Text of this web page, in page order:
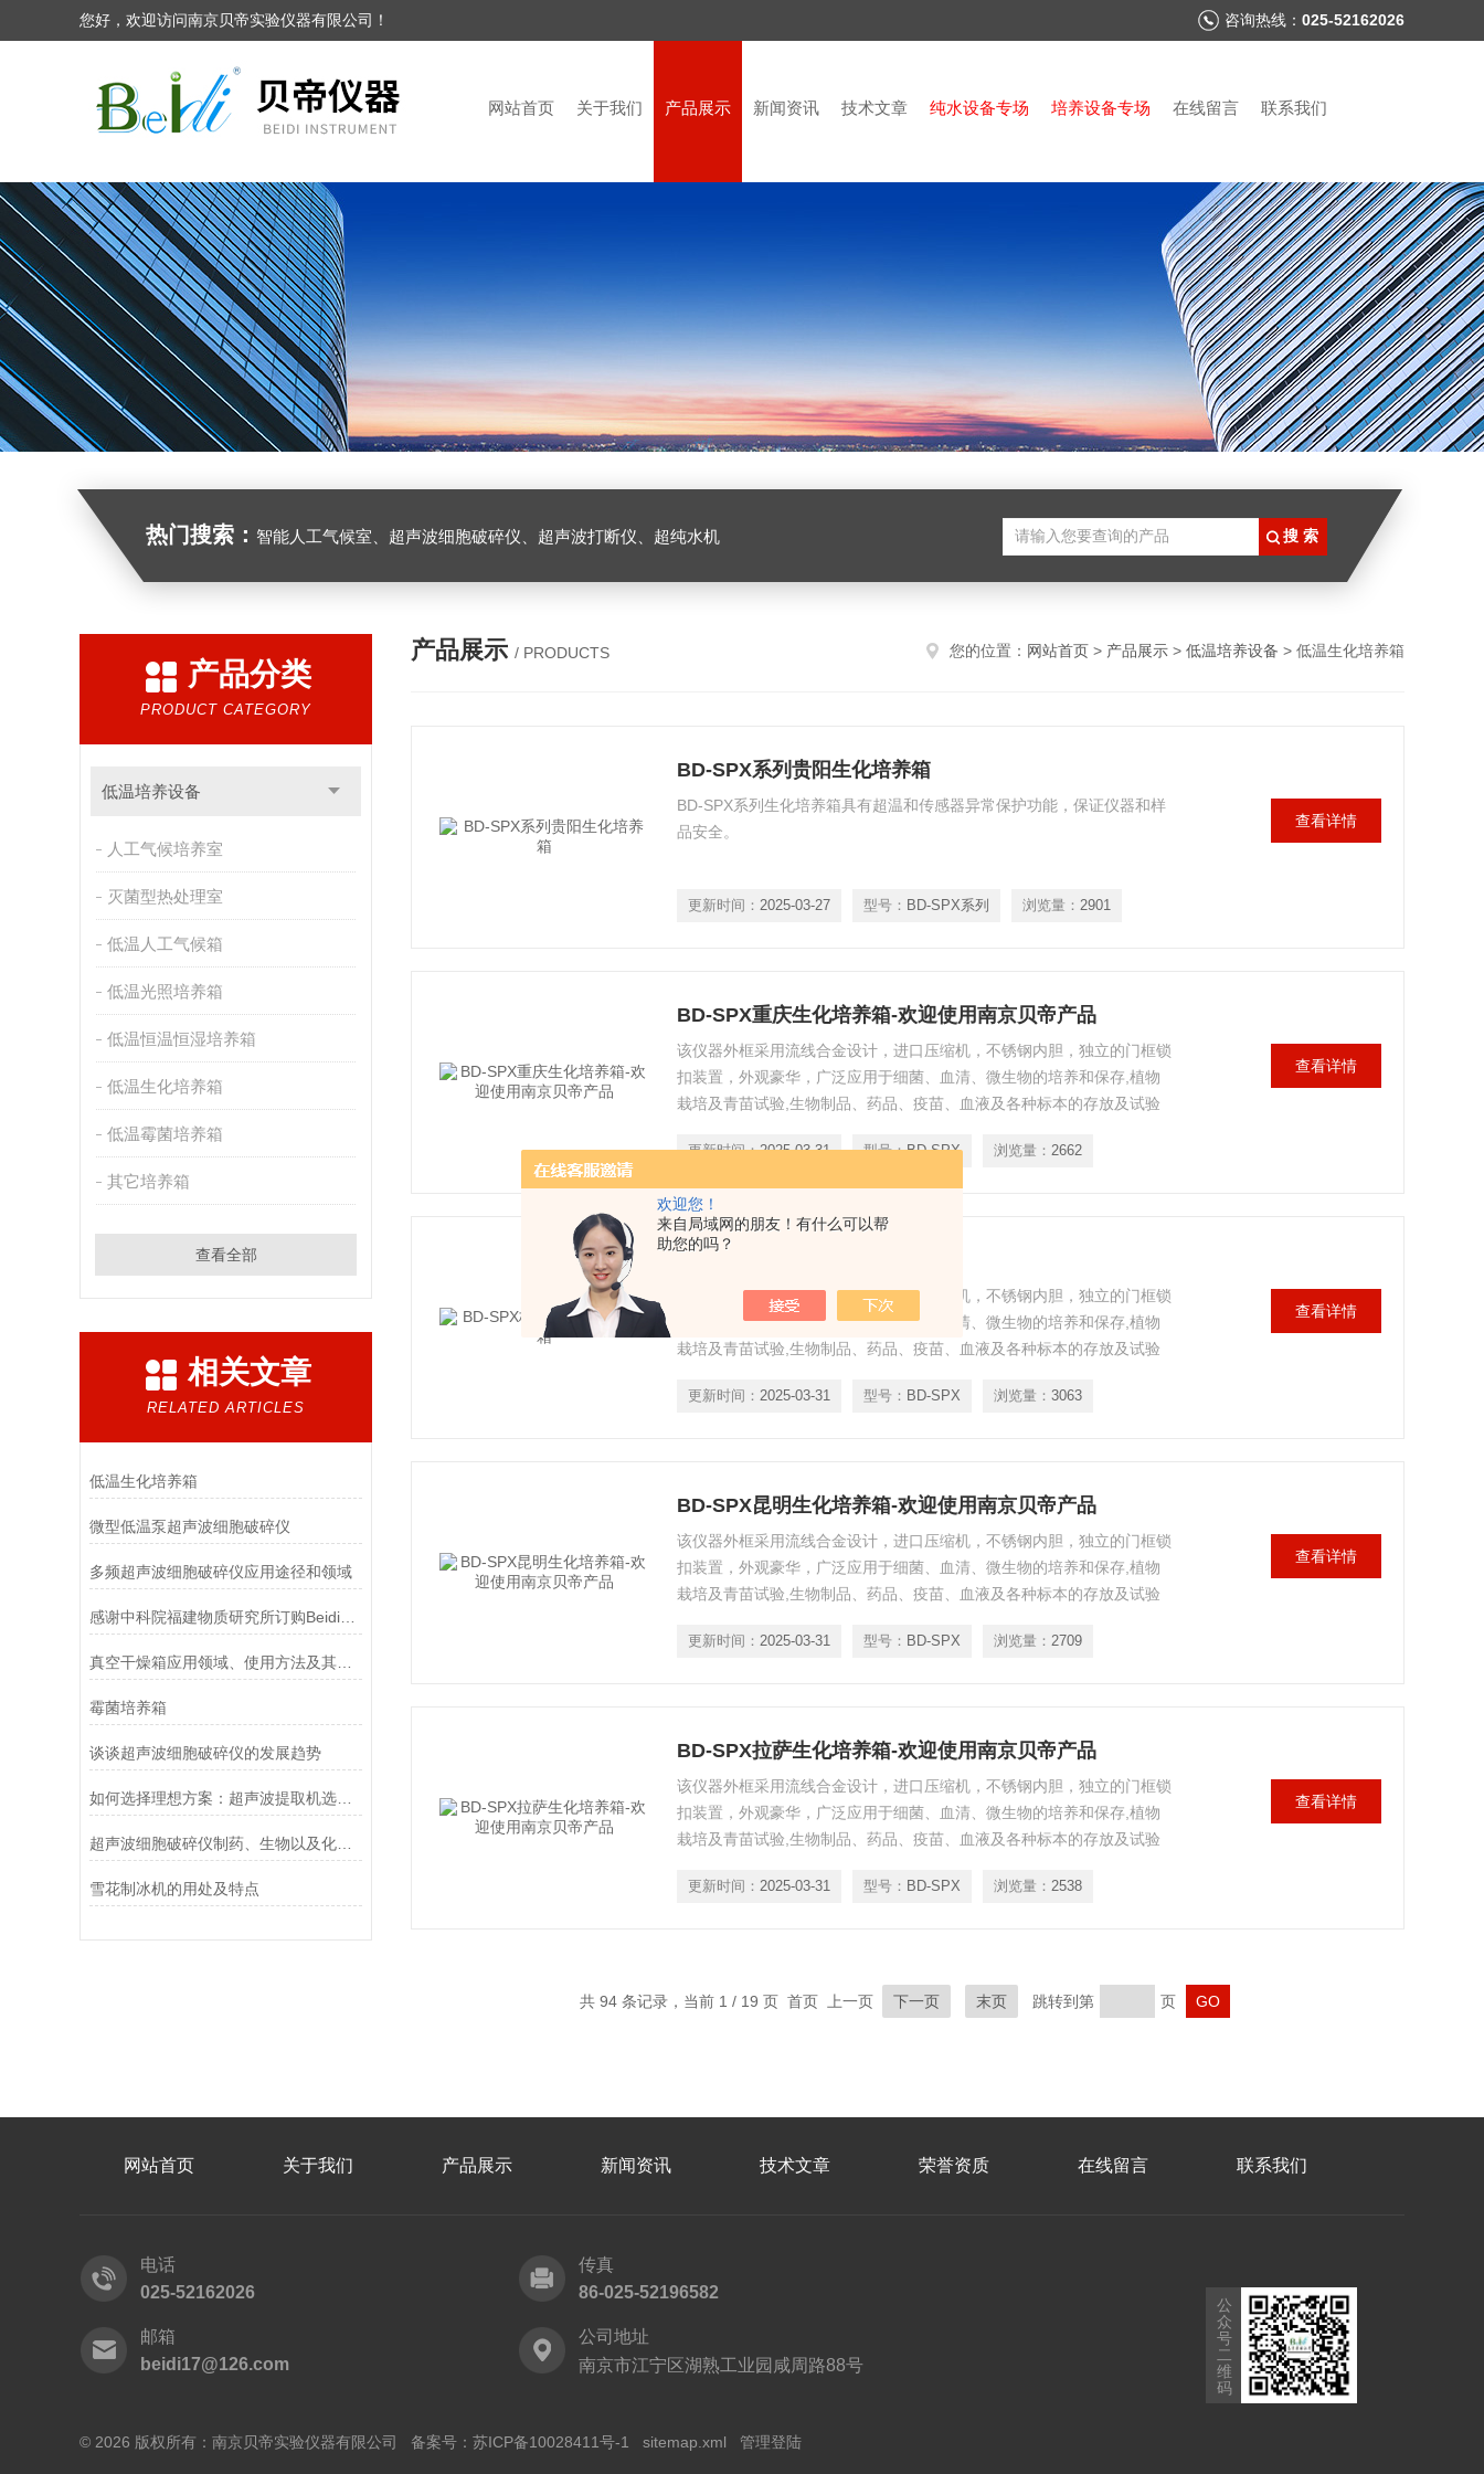
欢迎您！
来自局域网的朋友！有什么可以帮
助您的吗？
您好，欢迎访问南京贝帝实验仪器有限公司！ 咨询热线： 025-52162026
网站首页 关于我们 产品展示 新闻资讯 技术文章 纯水设备专场 培养设备专场 在线留言 联系我们
热门搜索： 智能人工气候室、超声波细胞破碎仪、超声波打断仪、超纯水机
产品分类
PRODUCT CATEGORY
低温培养设备
人工气候培养室
灭菌型热处理室
低温人工气候箱
低温光照培养箱
低温恒温恒湿培养箱
低温生化培养箱
低温霉菌培养箱
其它培养箱
查看全部
相关文章
RELATED ARTICLES
低温生化培养箱
微型低温泵超声波细胞破碎仪
多频超声波细胞破碎仪应用途径和领域
感谢中科院福建物质研究所订购Beidi系列智能超声波细胞破碎仪
真空干燥箱应用领域、使用方法及其注意事项
霉菌培养箱
谈谈超声波细胞破碎仪的发展趋势
如何选择理想方案：超声波提取机选型与工艺优化全指南
超声波细胞破碎仪制药、生物以及化工品行业的运用
雪花制冰机的用处及特点
产品展示 / PRODUCTS 您的位置： 网站首页 > 产品展示 > 低温培养设备 > 低温生化培养箱
BD-SPX系列贵阳生化培养箱
BD-SPX系列生化培养箱具有超温和传感器异常保护功能，保证仪器和样
品安全。
更新时间： 2025-03-27 型号： BD-SPX系列 浏览量： 2901
查看详情
BD-SPX重庆生化培养箱-欢迎使用南京贝帝产品
该仪器外框采用流线合金设计，进口压缩机，不锈钢内胆，独立的门框锁
扣装置，外观豪华，广泛应用于细菌、血清、微生物的培养和保存,植物
栽培及青苗试验,生物制品、药品、疫苗、血液及各种标本的存放及试验
更新时间：2025-03-31 型号：BD-SPX 浏览量： 2662
查看详情
该仪器外框采用流线合金设计，进口压缩机，不锈钢内胆，独立的门框锁
扣装置，外观豪华，广泛应用于细菌、血清、微生物的培养和保存,植物
栽培及青苗试验,生物制品、药品、疫苗、血液及各种标本的存放及试验
更新时间： 2025-03-31 型号： BD-SPX 浏览量： 3063
查看详情
BD-SPX昆明生化培养箱-欢迎使用南京贝帝产品
该仪器外框采用流线合金设计，进口压缩机，不锈钢内胆，独立的门框锁
扣装置，外观豪华，广泛应用于细菌、血清、微生物的培养和保存,植物
栽培及青苗试验,生物制品、药品、疫苗、血液及各种标本的存放及试验
更新时间： 2025-03-31 型号： BD-SPX 浏览量： 2709
查看详情
BD-SPX拉萨生化培养箱-欢迎使用南京贝帝产品
该仪器外框采用流线合金设计，进口压缩机，不锈钢内胆，独立的门框锁
扣装置，外观豪华，广泛应用于细菌、血清、微生物的培养和保存,植物
栽培及青苗试验,生物制品、药品、疫苗、血液及各种标本的存放及试验
更新时间： 2025-03-31 型号： BD-SPX 浏览量： 2538
查看详情
共 94 条记录，当前 1 / 19 页 首页 上一页 下一页 末页 跳转到第 页
网站首页 关于我们 产品展示 新闻资讯 技术文章 荣誉资质 在线留言 联系我们
电话
025-52162026
传真
86-025-52196582
邮箱
beidi17@126.com
公司地址
南京市江宁区湖熟工业园咸周路88号
© 2026 版权所有：南京贝帝实验仪器有限公司 备案号： 苏ICP备10028411号-1 sitemap.xml 管理登陆
公
众
号
二
维
码